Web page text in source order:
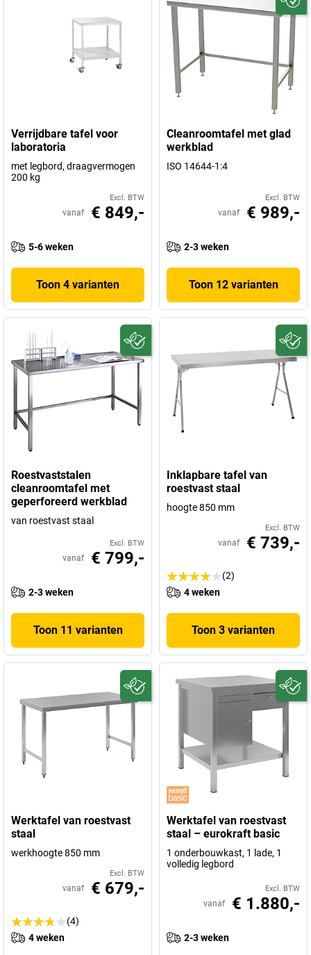
Verrijdbare tafel voor
laboratoria
met legbord, draagvermogen
200 kg
Excl. BTW
vanaf € 849,-
5-6 weken
Toon 4 varianten
Cleanroomtafel met glad
werkblad
ISO 14644-1:4
Excl. BTW
vanaf € 989,-
2-3 weken
Toon 12 varianten
Roestvaststalen
cleanroomtafel met
geperforeerd werkblad
van roestvast staal
Excl. BTW
vanaf € 799,-
2-3 weken
Toon 11 varianten
Inklapbare tafel van
roestvast staal
hoogte 850 mm
Excl. BTW
vanaf € 739,-
(2)
4 weken
Toon 3 varianten
Werktafel van roestvast
staal
werkhoogte 850 mm
Excl. BTW
vanaf € 679,-
(4)
4 weken
Werktafel van roestvast
staal – eurokraft basic
1 onderbouwkast, 1 lade, 1
volledig legbord
Excl. BTW
vanaf € 1.880,-
2-3 weken